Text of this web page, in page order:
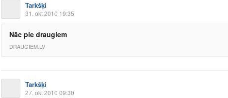
Tarkšķi
31. okt 2010 19:35
Nāc pie draugiem
DRAUGIEM.LV
Tarkšķi
27. okt 2010 09:30